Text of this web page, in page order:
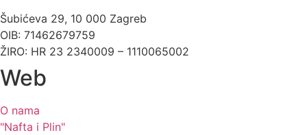
Šubićeva 29, 10 000 Zagreb
OIB: 71462679759
ŽIRO: HR 23 2340009 – 1110065002
Web
O nama
"Nafta i Plin"